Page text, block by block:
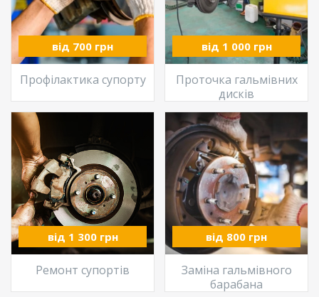
від 700 грн
Профілактика супорту
від 1 000 грн
Проточка гальмівних
дисків
від 1 300 грн
Ремонт супортів
від 800 грн
Заміна гальмівного
барабана